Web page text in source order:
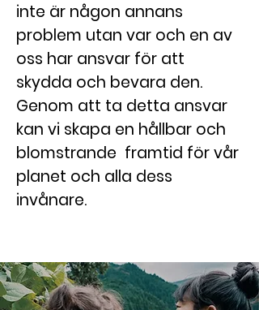
inte är någon annans
problem utan var och en av
oss har ansvar för att
skydda och bevara den.
Genom att ta detta ansvar
kan vi skapa en hållbar och
blomstrande framtid för vår
planet och alla dess
invånare.